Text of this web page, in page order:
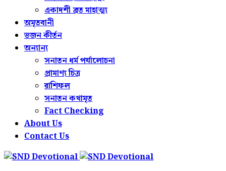
একাদশী ব্রত মাহাত্ম্য
অমৃতবানী
ভজন কীর্তন
অন্যান্য
সনাতন ধর্ম পর্যালোচনা
প্রামাণ্য চিত্র
রাশিফল
সনাতন কথামৃত
Fact Checking
About Us
Contact Us